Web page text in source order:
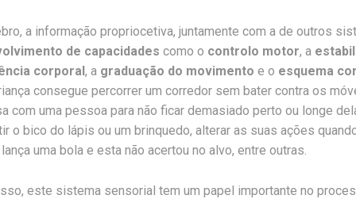
a informação propriocetiva, juntamente com a de outros
de capacidades como o controlo motor, a
corporal , a graduação do movimento e o esquema
consegue percorrer um corredor sem bater contra os
com uma pessoa para não ficar demasiado perto ou longe
o bico do lápis ou um brinquedo, alterar as suas ações
uma bola e esta não acertou no alvo, entre outras.
este sistema sensorial tem um papel importante no